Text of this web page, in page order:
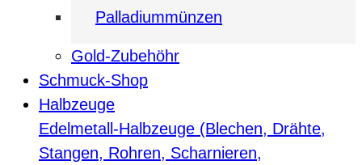
Palladiummünzen
Gold-Zubehöhr
Schmuck-Shop
Halbzeuge
Edelmetall-Halbzeuge (Blechen, Drähte,
Stangen, Rohren, Scharnieren,